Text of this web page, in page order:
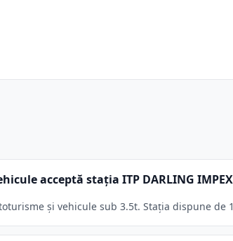
acceptă stația ITP DARLING IMPEX
și vehicule sub 3.5t. Stația dispune de